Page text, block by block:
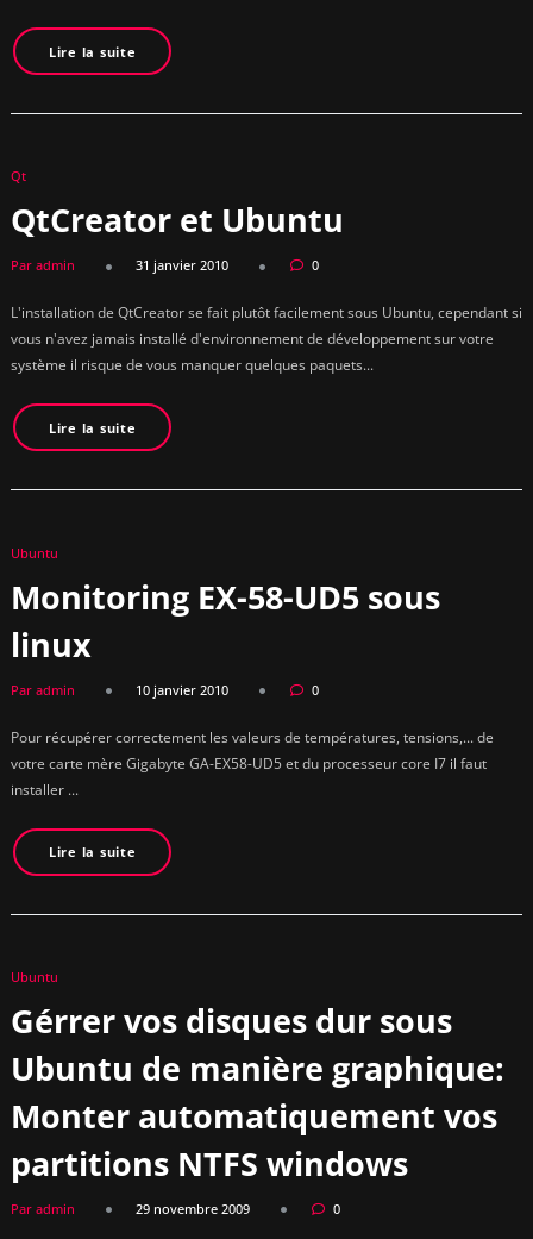
Lire la suite
Qt
QtCreator et Ubuntu
Par admin 31 janvier 2010 0
L'installation de QtCreator se fait plutôt facilement sous Ubuntu, cependant si
vous n'avez jamais installé d'environnement de développement sur votre
système il risque de vous manquer quelques paquets...
Lire la suite
Ubuntu
Monitoring EX-58-UD5 sous
linux
Par admin 10 janvier 2010 0
Pour récupérer correctement les valeurs de températures, tensions,... de
votre carte mère Gigabyte GA-EX58-UD5 et du processeur core I7 il faut
installer ...
Lire la suite
Ubuntu
Gérrer vos disques dur sous
Ubuntu de manière graphique:
Monter automatiquement vos
partitions NTFS windows
Par admin 29 novembre 2009 0